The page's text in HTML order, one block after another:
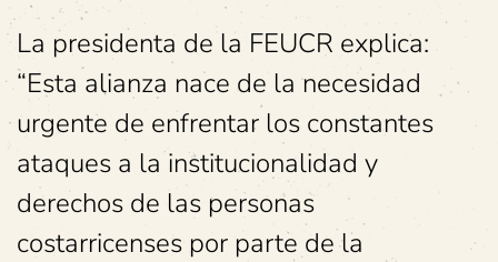
La presidenta de la FEUCR explica:
“Esta alianza nace de la necesidad
urgente de enfrentar los constantes
ataques a la institucionalidad y
derechos de las personas
costarricenses por parte de la